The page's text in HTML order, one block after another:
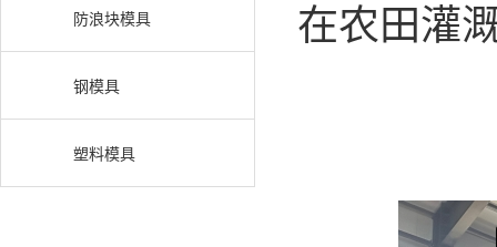
防浪块模具
钢模具
塑料模具
在农田灌